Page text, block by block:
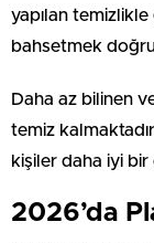
yapılan temizlikle
bahsetmek
Daha az bilinen
temiz
kişiler daha iyi
2026’da